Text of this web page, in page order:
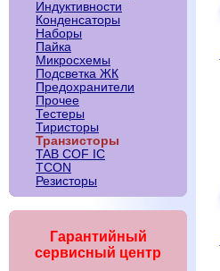
Индуктивности
Конденсаторы
Наборы
Пайка
Микросхемы
Подсветка ЖК
Предохранители
Прочее
Тестеры
Тиристоры
Транзисторы
TAB COF IC
TCON
Резисторы
Гарантийный
сервисный центр